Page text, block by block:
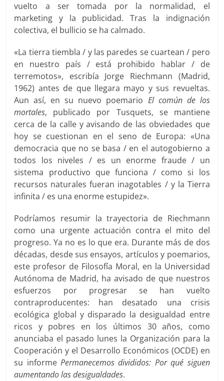
vuelto a ser tomada por la normalidad, el
marketing y la publicidad. Tras la indignación
colectiva, el bullicio se ha calmado.
«La tierra tiembla / y las paredes se cuartean / pero
en nuestro país / está prohibido hablar / de
terremotos», escribía Jorge Riechmann (Madrid,
1962) antes de que llegara mayo y sus revueltas.
Aun así, en su nuevo poemario El común de los
mortales, publicado por Tusquets, se mantiene
cerca de la calle y avisando de las obviedades que
hoy se cuestionan en el seno de Europa: «Una
democracia que no se basa / en el autogobierno a
todos los niveles / es un enorme fraude / un
sistema productivo que funciona / como si los
recursos naturales fueran inagotables / y la Tierra
infinita / es una enorme estupidez».
Podríamos resumir la trayectoria de Riechmann
como una urgente actuación contra el mito del
progreso. Ya no es lo que era. Durante más de dos
décadas, desde sus ensayos, artículos y poemarios,
este profesor de Filosofía Moral, en la Universidad
Autónoma de Madrid, ha avisado de que nuestros
esfuerzos por progresar se han vuelto
contraproducentes: han desatado una crisis
ecológica global y disparado la desigualdad entre
ricos y pobres en los últimos 30 años, como
anunciaba el pasado lunes la Organización para la
Cooperación y el Desarrollo Económicos (OCDE) en
su informePermanecemos divididos: Por qué siguen
aumentando las desigualdades.